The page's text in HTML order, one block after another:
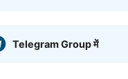
Telegram Group में